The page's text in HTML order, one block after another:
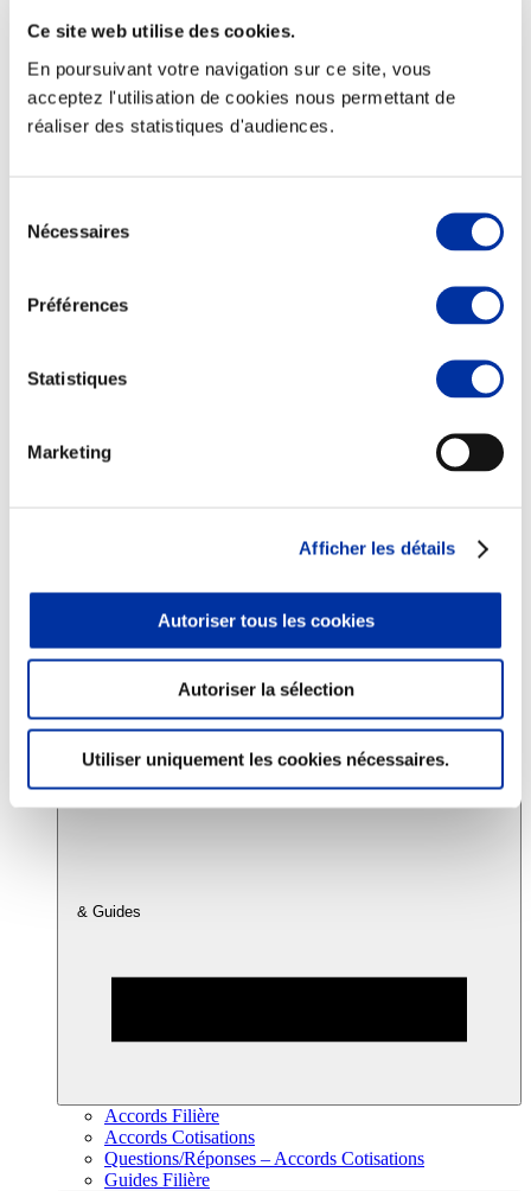
Ce site web utilise des cookies.
En poursuivant votre navigation sur ce site, vous
acceptez l'utilisation de cookies nous permettant de
réaliser des statistiques d'audiences.
Nécessaires
Préférences
Statistiques
Marketing
Afficher les détails
Autoriser tous les cookies
Autoriser la sélection
Utiliser uniquement les cookies nécessaires.
Elevage
Consommation
Sécurité sanitaire
Juste rémunération et attractivité des métiers
Info-veille scientifique
Accords
& Guides
Accords Filière
Accords Cotisations
Questions/Réponses – Accords Cotisations
Guides Filière